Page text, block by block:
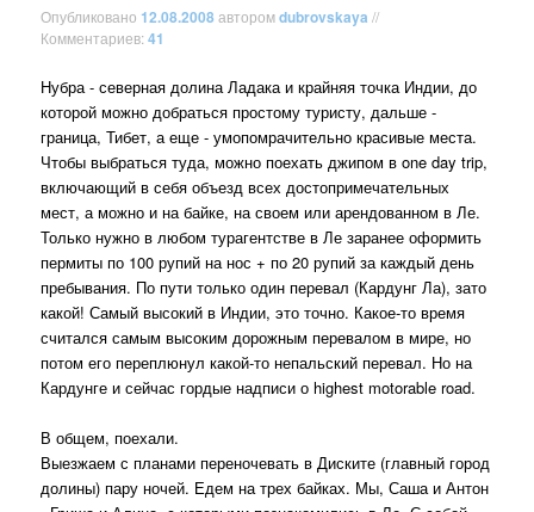
Опубликовано 12.08.2008авторомdubrovskaya //
Комментариев:41
Нубра - северная долина Ладака и крайняя точка Индии, до
которой можно добраться простому туристу, дальше -
граница, Тибет, а еще - умопомрачительно красивые места.
Чтобы выбраться туда, можно поехать джипом в one day trip,
включающий в себя объезд всех достопримечательных
мест, а можно и на байке, на своем или арендованном в Ле.
Только нужно в любом турагентстве в Ле заранее оформить
пермиты по 100 рупий на нос + по 20 рупий за каждый день
пребывания. По пути только один перевал (Кардунг Ла), зато
какой! Самый высокий в Индии, это точно. Какое-то время
считался самым высоким дорожным перевалом в мире, но
потом его переплюнул какой-то непальский перевал. Но на
Кардунге и сейчас гордые надписи о highest motorable road.
В общем, поехали.
Выезжаем с планами переночевать в Диските (главный город
долины) пару ночей. Едем на трех байках. Мы, Саша и Антон